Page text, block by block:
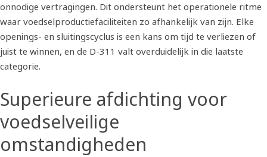
onnodige vertragingen. Dit ondersteunt het operationele ritme
waar voedselproductiefaciliteiten zo afhankelijk van zijn. Elke
openings- en sluitingscyclus is een kans om tijd te verliezen of
juist te winnen, en de D-311 valt overduidelijk in die laatste
categorie.
Superieure afdichting voor
voedselveilige
omstandigheden